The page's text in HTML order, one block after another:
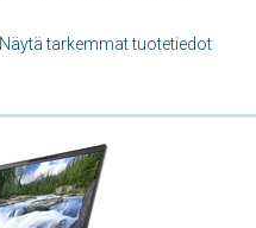
Näytä tarkemmat tuotetiedot